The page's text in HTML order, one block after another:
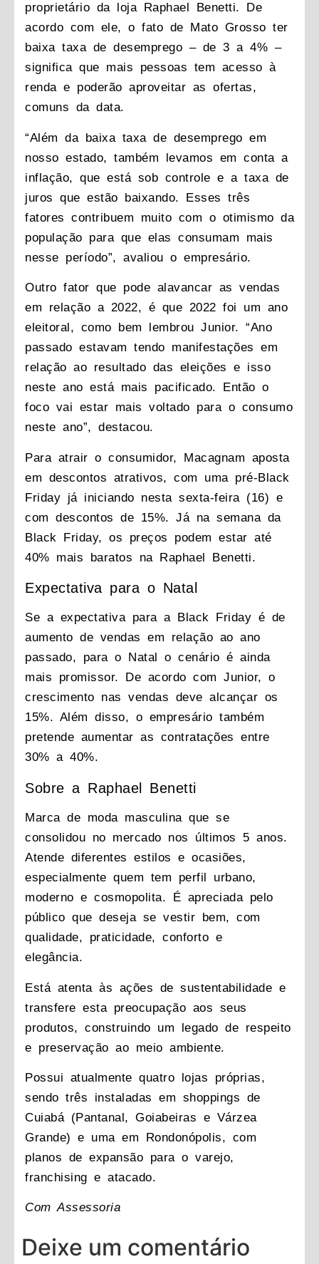
proprietário da loja Raphael Benetti. De
acordo com ele, o fato de Mato Grosso ter
baixa taxa de desemprego – de 3 a 4% –
significa que mais pessoas tem acesso à
renda e poderão aproveitar as ofertas,
comuns da data.
“Além da baixa taxa de desemprego em
nosso estado, também levamos em conta a
inflação, que está sob controle e a taxa de
juros que estão baixando. Esses três
fatores contribuem muito com o otimismo da
população para que elas consumam mais
nesse período”, avaliou o empresário.
Outro fator que pode alavancar as vendas
em relação a 2022, é que 2022 foi um ano
eleitoral, como bem lembrou Junior. “Ano
passado estavam tendo manifestações em
relação ao resultado das eleições e isso
neste ano está mais pacificado. Então o
foco vai estar mais voltado para o consumo
neste ano”, destacou.
Para atrair o consumidor, Macagnam aposta
em descontos atrativos, com uma pré-Black
Friday já iniciando nesta sexta-feira (16) e
com descontos de 15%. Já na semana da
Black Friday, os preços podem estar até
40% mais baratos na Raphael Benetti.
Expectativa para o Natal
Se a expectativa para a Black Friday é de
aumento de vendas em relação ao ano
passado, para o Natal o cenário é ainda
mais promissor. De acordo com Junior, o
crescimento nas vendas deve alcançar os
15%. Além disso, o empresário também
pretende aumentar as contratações entre
30% a 40%.
Sobre a Raphael Benetti
Marca de moda masculina que se
consolidou no mercado nos últimos 5 anos.
Atende diferentes estilos e ocasiões,
especialmente quem tem perfil urbano,
moderno e cosmopolita. É apreciada pelo
público que deseja se vestir bem, com
qualidade, praticidade, conforto e
elegância.
Está atenta às ações de sustentabilidade e
transfere esta preocupação aos seus
produtos, construindo um legado de respeito
e preservação ao meio ambiente.
Possui atualmente quatro lojas próprias,
sendo três instaladas em shoppings de
Cuiabá (Pantanal, Goiabeiras e Várzea
Grande) e uma em Rondonópolis, com
planos de expansão para o varejo,
franchising e atacado.
Com Assessoria
Deixe um comentário